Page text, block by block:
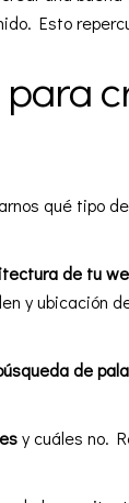
Esto
qué tipo
de tu
y ubicación
de
y cuáles no.